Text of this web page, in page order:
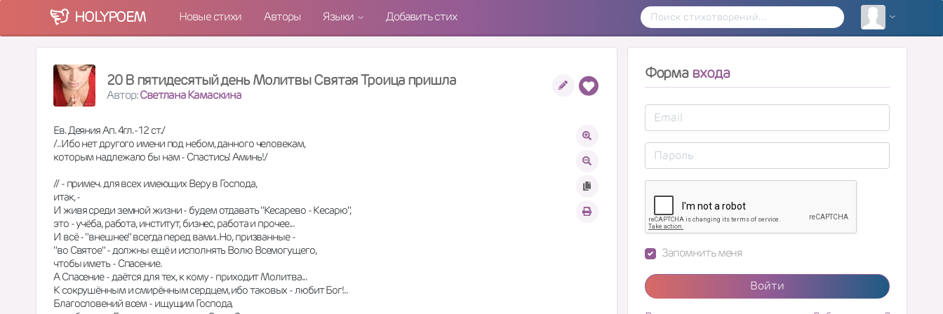
HOLYPOEM Новые стихи Авторы Языки Добавить стих
20 В пятидесятый день Молитвы Святая Троица пришла
Автор:Светлана Камаскина
Ев. Деяния Ап. 4гл.-12 ст./
/..Ибо нет другого имени под небом, данного человекам,
которым надлежало бы нам - Спастись! Аминь!/
// - примеч. для всех имеющих Веру в Господа,
итак, -
И живя среди земной жизни - будем отдавать "Кесарево - Кесарю",
это - учёба, работа, институт, бизнес, работа и прочее...
И всё - "внешнее" всегда перед вами..Но, призванные -
"во Святое" - должны ещё и исполнять Волю Всемогущего,
чтобы иметь - Спасение.
А Спасение - даётся для тех, к кому - приходит Молитва...
К сокрушённым и смирённым сердцем, ибо таковых - любит Бог!..
Благословений всем - ищущим Господа,
Форма входа
Запомнить меня
Войти